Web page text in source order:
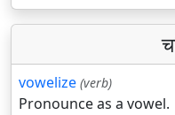
vowelize (verb)
Pronounce as a vowel.